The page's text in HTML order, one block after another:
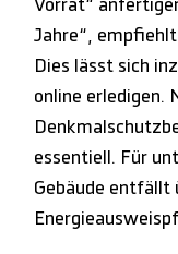
Vorrat“
Jahre“,
Dies lässt sich
online erledigen.
essentiell. Für
Gebäude entfällt